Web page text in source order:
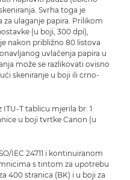
Svrha toga je
ulaganje papira. Prilikom
(u boji, 300 dpi),
nakon približno 80 listova
uvlačenja papira u
može se razlikovati ovisno
skeniranje u boji ili crno-
ITU-T tablicu mjerila br. 1
u boji tvrtke Canon (u
IEC 24711 i kontinuiranom
s tintom za upotrebu
400 stranica (BK) i u boji za